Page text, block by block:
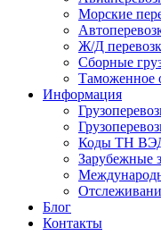
Морские
Ж/Д
Сборные
Таможенное
Информация
Коды ТН
Зарубежные
Блог
Контакты